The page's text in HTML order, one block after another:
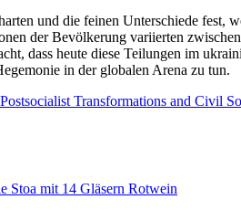
und die feinen Unterschiede fest,
der Bevölkerung variierten
dass heute diese Teilungen im
in der globalen Arena zu tun.
Transformations and Civil
Stoa mit 14 Gläsern Rotwein